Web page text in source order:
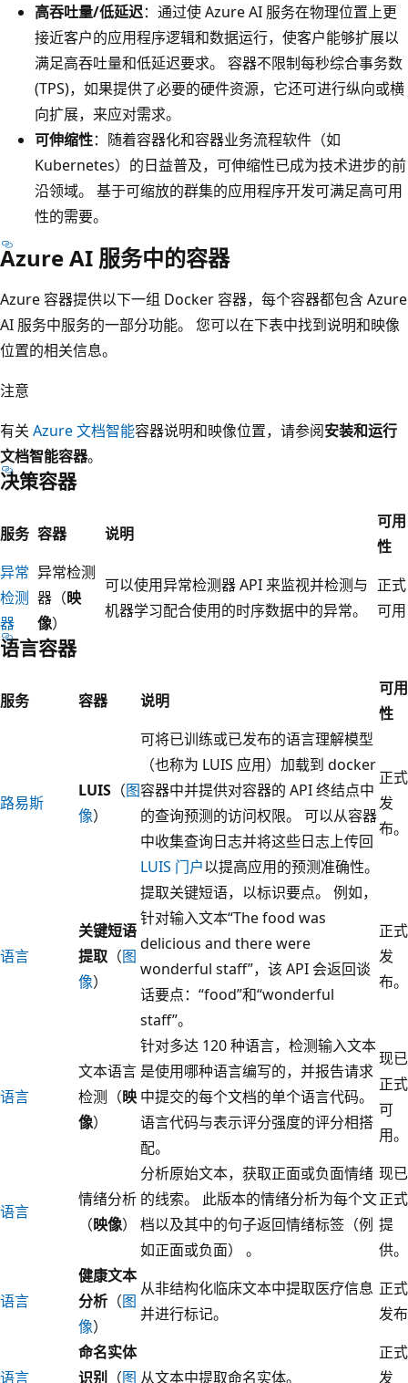
高吞吐量/低延迟：通过使 Azure AI 服务在物理位置上更
接近客户的应用程序逻辑和数据运行，使客户能够扩展以
满足高吞吐量和低延迟要求。 容器不限制每秒综合事务数
(TPS)，如果提供了必要的硬件资源，它还可进行纵向或横
向扩展，来应对需求。
可伸缩性：随着容器化和容器业务流程软件（如
Kubernetes）的日益普及，可伸缩性已成为技术进步的前
沿领域。 基于可缩放的群集的应用程序开发可满足高可用
性的需要。
Azure AI 服务中的容器
Azure 容器提供以下一组 Docker 容器，每个容器都包含 Azure
AI 服务中服务的一部分功能。 您可以在下表中找到说明和映像
位置的相关信息。
注意
有关 Azure 文档智能容器说明和映像位置，请参阅安装和运行
文档智能容器。
决策容器
服务 容器 说明
可用
性
异常
检测
器
异常检测
器（映
像）
可以使用异常检测器 API 来监视并检测与
机器学习配合使用的时序数据中的异常。
正式
可用
语言容器
服务 容器 说明
可用
性
路易斯
LUIS （图
像）
可将已训练或已发布的语言理解模型
（也称为 LUIS 应用）加载到 docker
容器中并提供对容器的 API 终结点中
的查询预测的访问权限。 可以从容器
中收集查询日志并将这些日志上传回
LUIS 门户以提高应用的预测准确性。
正式
发
布。
语言
关键短语
提取 （图
像）
提取关键短语，以标识要点。 例如，
针对输入文本“The food was
delicious and there were
wonderful staff”，该 API 会返回谈
话要点：“food”和“wonderful
staff”。
正式
发
布。
语言
文本语言
检测（映
像）
针对多达 120 种语言，检测输入文本
是使用哪种语言编写的，并报告请求
中提交的每个文档的单个语言代码。
语言代码与表示评分强度的评分相搭
配。
现已
正式
可
用。
语言
情绪分析
（映像）
分析原始文本，获取正面或负面情绪
的线索。 此版本的情绪分析为每个文
档以及其中的句子返回情绪标签（例
如正面或负面） 。
现已
正式
提
供。
语言
健康文本
分析 （图
像）
从非结构化临床文本中提取医疗信息
并进行标记。
正式
发布
语言
命名实体
识别 （图 从文本中提取命名实体。
正式
发